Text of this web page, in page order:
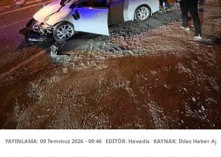
YAYINLAMA: 09 Temmuz 2026 - 09:46 EDİTÖR: Havadis KAYNAK: İhlas Haber